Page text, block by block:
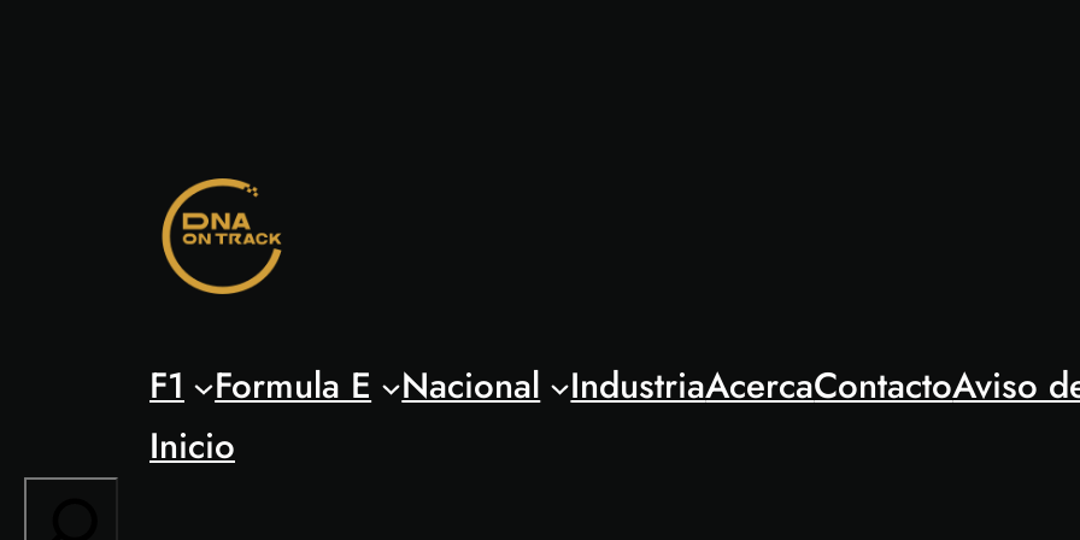
F1 Formula E Nacional IndustriaAcercaContactoAviso
Inicio